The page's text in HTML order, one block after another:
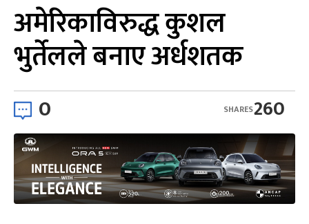
अमेरिकाविरुद्ध कुशल
भुर्तेलले बनाए अर्धशतक
0 260
SHARES